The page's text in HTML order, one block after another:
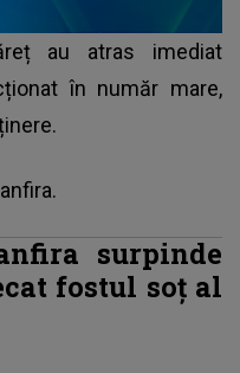
au atras imediat
în număr mare,
.
surpinde
fostul soț al